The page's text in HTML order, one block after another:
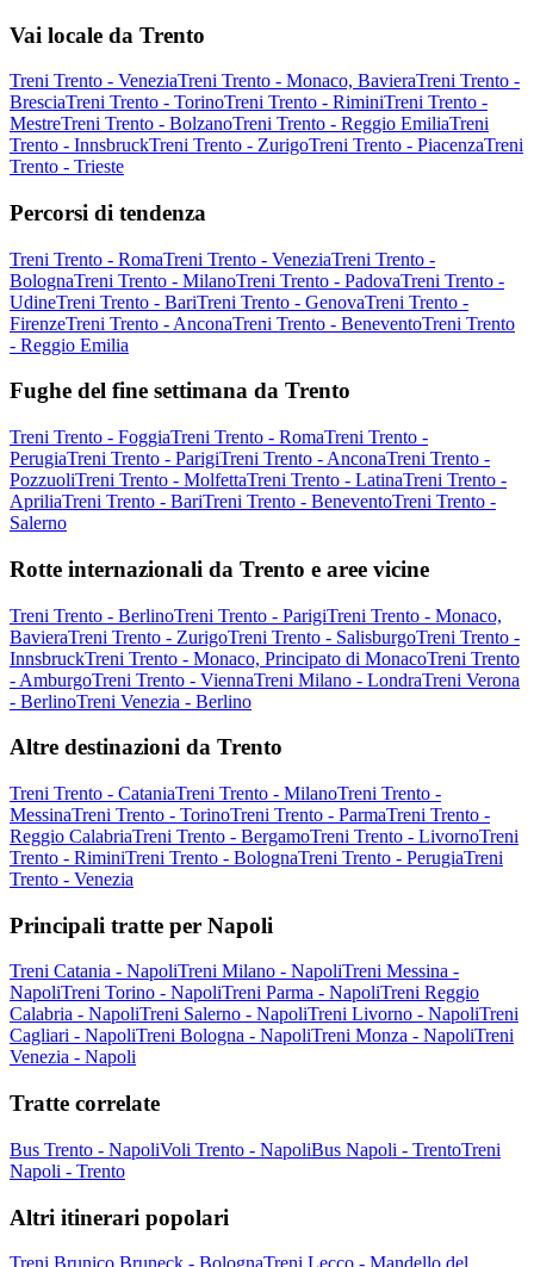
Vai locale da Trento
Treni Trento - VeneziaTreni Trento - Monaco, BavieraTreni Trento -
BresciaTreni Trento - TorinoTreni Trento - RiminiTreni Trento -
MestreTreni Trento - BolzanoTreni Trento - Reggio EmiliaTreni
Trento - InnsbruckTreni Trento - ZurigoTreni Trento - PiacenzaTreni
Trento - Trieste
Percorsi di tendenza
Treni Trento - RomaTreni Trento - VeneziaTreni Trento -
BolognaTreni Trento - MilanoTreni Trento - PadovaTreni Trento -
UdineTreni Trento - BariTreni Trento - GenovaTreni Trento -
FirenzeTreni Trento - AnconaTreni Trento - BeneventoTreni Trento
- Reggio Emilia
Fughe del fine settimana da Trento
Treni Trento - FoggiaTreni Trento - RomaTreni Trento -
PerugiaTreni Trento - ParigiTreni Trento - AnconaTreni Trento -
PozzuoliTreni Trento - MolfettaTreni Trento - LatinaTreni Trento -
ApriliaTreni Trento - BariTreni Trento - BeneventoTreni Trento -
Salerno
Rotte internazionali da Trento e aree vicine
Treni Trento - BerlinoTreni Trento - ParigiTreni Trento - Monaco,
BavieraTreni Trento - ZurigoTreni Trento - SalisburgoTreni Trento -
InnsbruckTreni Trento - Monaco, Principato di MonacoTreni Trento
- AmburgoTreni Trento - ViennaTreni Milano - LondraTreni Verona
- BerlinoTreni Venezia - Berlino
Altre destinazioni da Trento
Treni Trento - CataniaTreni Trento - MilanoTreni Trento -
MessinaTreni Trento - TorinoTreni Trento - ParmaTreni Trento -
Reggio CalabriaTreni Trento - BergamoTreni Trento - LivornoTreni
Trento - RiminiTreni Trento - BolognaTreni Trento - PerugiaTreni
Trento - Venezia
Principali tratte per Napoli
Treni Catania - NapoliTreni Milano - NapoliTreni Messina -
NapoliTreni Torino - NapoliTreni Parma - NapoliTreni Reggio
Calabria - NapoliTreni Salerno - NapoliTreni Livorno - NapoliTreni
Cagliari - NapoliTreni Bologna - NapoliTreni Monza - NapoliTreni
Venezia - Napoli
Tratte correlate
Bus Trento - NapoliVoli Trento - NapoliBus Napoli - TrentoTreni
Napoli - Trento
Altri itinerari popolari